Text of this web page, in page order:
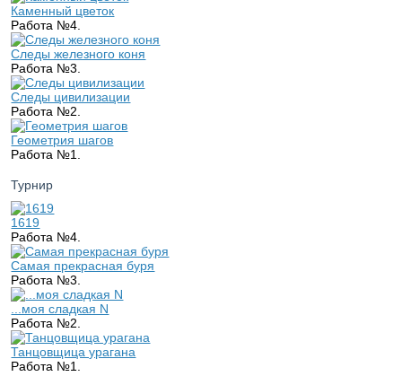
Каменный цветок
Работа №4.
Следы железного коня
Работа №3.
Следы цивилизации
Работа №2.
Геометрия шагов
Работа №1.
Турнир
1619
Работа №4.
Самая прекрасная буря
Работа №3.
...моя сладкая N
Работа №2.
Танцовщица урагана
Работа №1.